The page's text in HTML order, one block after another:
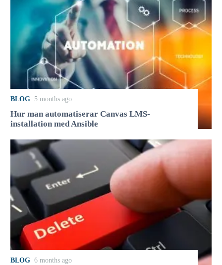
BLOG 5 months ago
Hur man automatiserar Canvas LMS-
installation med Ansible
BLOG 6 months ago